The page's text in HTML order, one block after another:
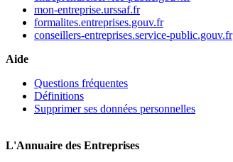
mon-entreprise.urssaf.fr
formalites.entreprises.gouv.fr
conseillers-entreprises.service-public.gouv.fr
Aide
Questions fréquentes
Définitions
Supprimer ses données personnelles
L'Annuaire des Entreprises